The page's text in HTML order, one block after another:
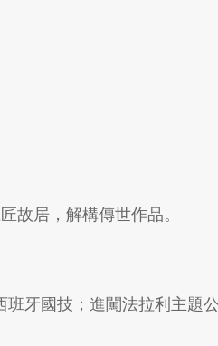
故居，解構傳世作品。
牙國技；進闖法拉利主題